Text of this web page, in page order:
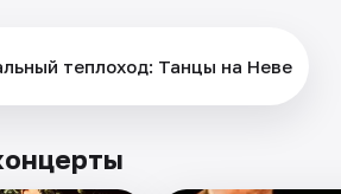
теплоход: Танцы на Неве